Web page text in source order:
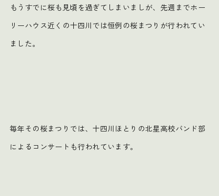
もうすでに桜も見頃を過ぎてしまいましが、先週までホー
リーハウス近くの十四川では恒例の桜まつりが行われてい
ました。
毎年その桜まつりでは、十四川ほとりの北星高校バンド部
によるコンサートも行われています。